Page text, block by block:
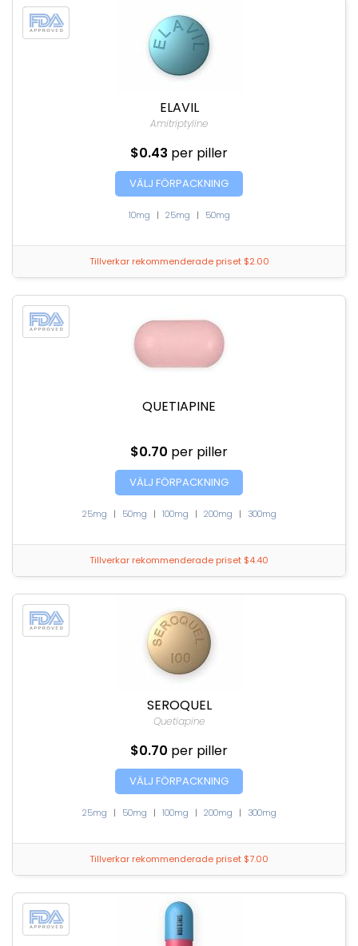
ELAVIL
Amitriptyline
$0.43 per piller
VÄLJ FÖRPACKNING
10mg | 25mg | 50mg
Tillverkar rekommenderade priset $2.00
QUETIAPINE
$0.70 per piller
VÄLJ FÖRPACKNING
25mg | 50mg | 100mg | 200mg | 300mg
Tillverkar rekommenderade priset $4.40
SEROQUEL
Quetiapine
$0.70 per piller
VÄLJ FÖRPACKNING
25mg | 50mg | 100mg | 200mg | 300mg
Tillverkar rekommenderade priset $7.00